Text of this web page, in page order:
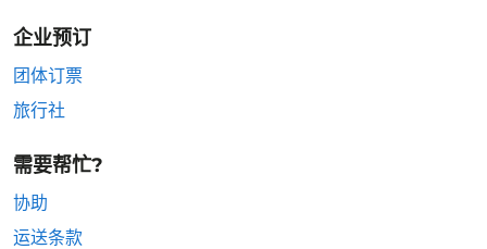
企业预订
团体订票
旅行社
需要帮忙?
协助
运送条款